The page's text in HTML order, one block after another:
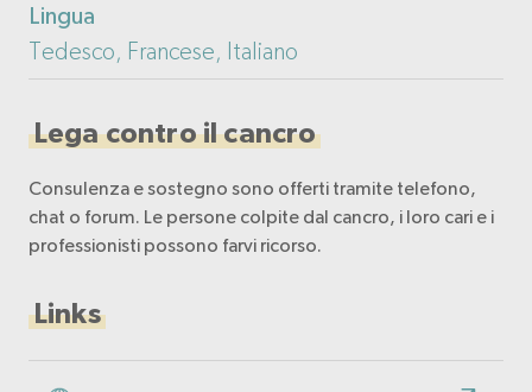
Lingua
Tedesco, Francese, Italiano
Lega contro il cancro
Consulenza e sostegno sono offerti tramite telefono,
chat o forum. Le persone colpite dal cancro, i loro cari e i
professionisti possono farvi ricorso.
Links